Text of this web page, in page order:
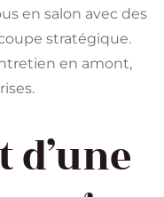
en salon avec des
stratégique.
en amont,
d’une